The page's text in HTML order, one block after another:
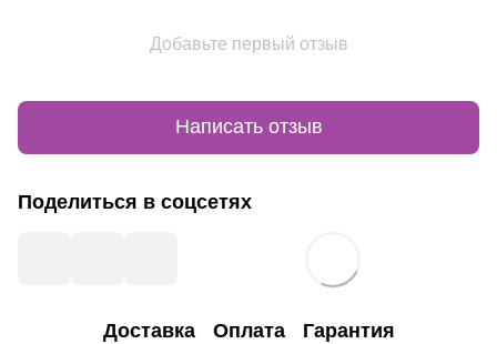
Добавьте первый отзыв
Написать отзыв
Поделиться в соцсетях
Доставка Оплата Гарантия